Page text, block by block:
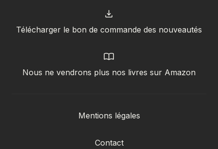
Télécharger le bon de commande des nouveautés
Nous ne vendrons plus nos livres sur Amazon
Mentions légales
Contact